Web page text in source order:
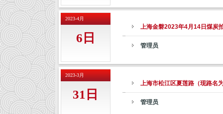
2023-4月
6日
上海金磐2023年4月14日煤炭
管理员
2023-3月
31日
上海市松江区夏莲路（现路名
管理员